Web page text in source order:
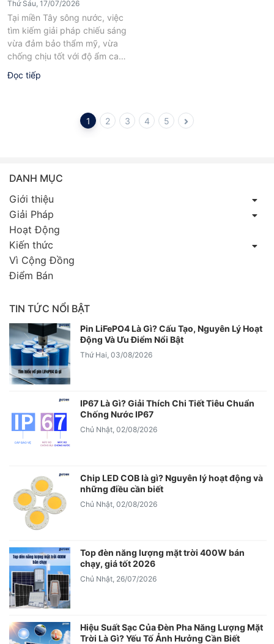
Thứ Sáu, 17/07/2026
Tại miền Tây sông nước, việc
tìm kiếm giải pháp chiếu sáng
vừa đảm bảo thẩm mỹ, vừa
chống chịu tốt với độ ẩm cao
Đọc tiếp
1 2 3 4 5
DANH MỤC
Giới thiệu
Giải Pháp
Hoạt Động
Kiến thức
Vì Cộng Đồng
Điểm Bán
TIN TỨC NỔI BẬT
Pin LiFePO4 Là Gì? Cấu Tạo, Nguyên Lý Hoạt
Động Và Ưu Điểm Nổi Bật
Thứ Hai, 03/08/2026
IP67 Là Gì? Giải Thích Chi Tiết Tiêu Chuẩn
Chống Nước IP67
Chủ Nhật, 02/08/2026
Chip LED COB là gì? Nguyên lý hoạt động và
những điều cần biết
Chủ Nhật, 02/08/2026
Top đèn năng lượng mặt trời 400W bán
chạy, giá tốt 2026
Chủ Nhật, 26/07/2026
Hiệu Suất Sạc Của Đèn Pha Năng Lượng Mặt
Trời Là Gì? Yếu Tố Ảnh Hưởng Cần Biết